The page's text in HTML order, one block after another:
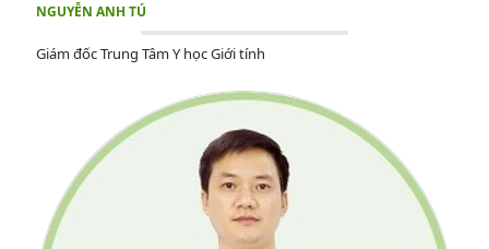
NGUYỄN ANH TÚ
Giám đốc Trung Tâm Y học Giới tính